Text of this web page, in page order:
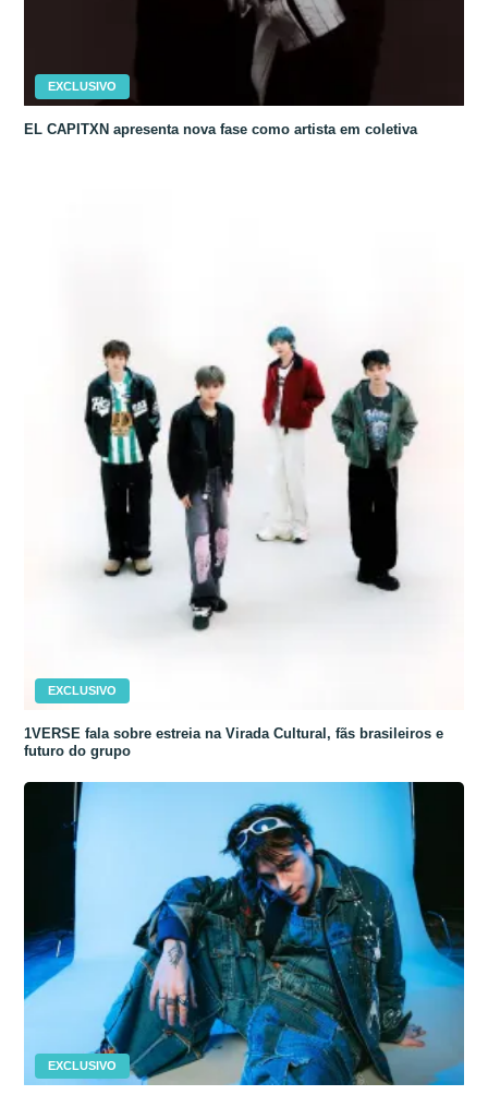
EXCLUSIVO
EL CAPITXN apresenta nova fase como artista em coletiva
EXCLUSIVO
1VERSE fala sobre estreia na Virada Cultural, fãs brasileiros e
futuro do grupo
EXCLUSIVO